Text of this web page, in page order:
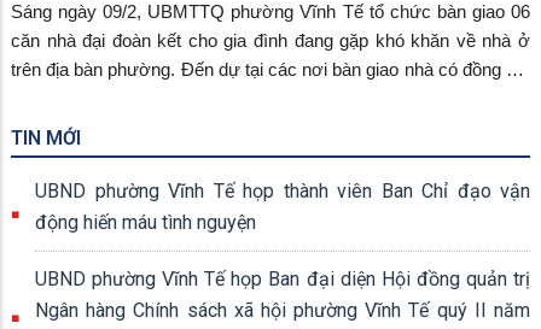
Sáng ngày 09/2, UBMTTQ phường Vĩnh Tế tổ chức bàn giao 06
căn nhà đại đoàn kết cho gia đình đang gặp khó khăn về nhà ở
trên địa bàn phường. Đến dự tại các nơi bàn giao nhà có đồng chí
đồng chí Phan Thuận Thái, phó Bí thư thường trực Đảng ủy
phường, đồng chí Ngô Thị Mỹ Ngọc, phó Bí thư Đảng ủy, Chủ
tịch UBND phường.
TIN MỚI
UBND phường Vĩnh Tế họp thành viên Ban Chỉ đạo vận
động hiến máu tình nguyện
UBND phường Vĩnh Tế họp Ban đại diện Hội đồng quản trị
Ngân hàng Chính sách xã hội phường Vĩnh Tế quý II năm